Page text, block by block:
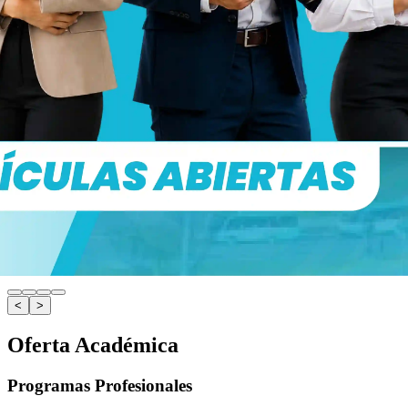
< >
Oferta Académica
Programas Profesionales